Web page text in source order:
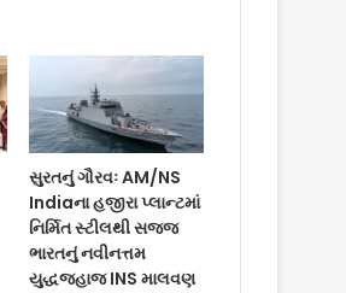
સુરતનું ગૌરવઃ AM/NS
Indiaના હજીરા પ્લાન્ટમાં
નિર્મિત સ્ટીલથી સજ્જ
ભારતનું નવીનત્તમ
યુદ્ધજહાજ INS માલવણ